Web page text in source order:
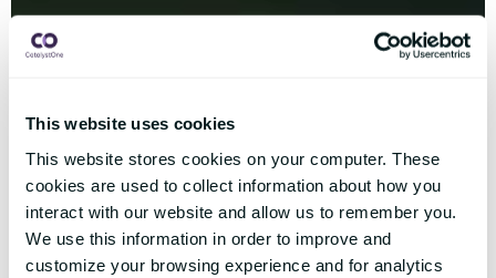
This website uses cookies
This website stores cookies on your computer. These
cookies are used to collect information about how you
interact with our website and allow us to remember you.
We use this information in order to improve and
customize your browsing experience and for analytics